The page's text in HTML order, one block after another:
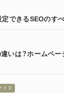
定できるSEOのす
いは？ホームペ
イズ